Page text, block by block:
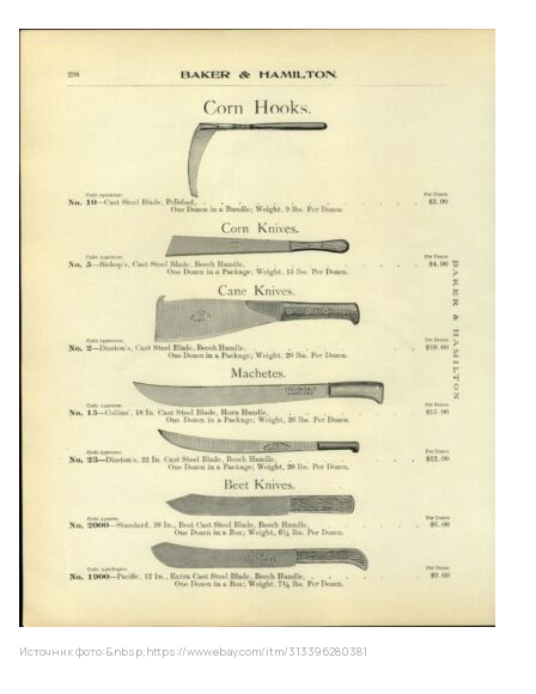
Источник фото:&nbsp;https://www.ebay.com/itm/313396280381